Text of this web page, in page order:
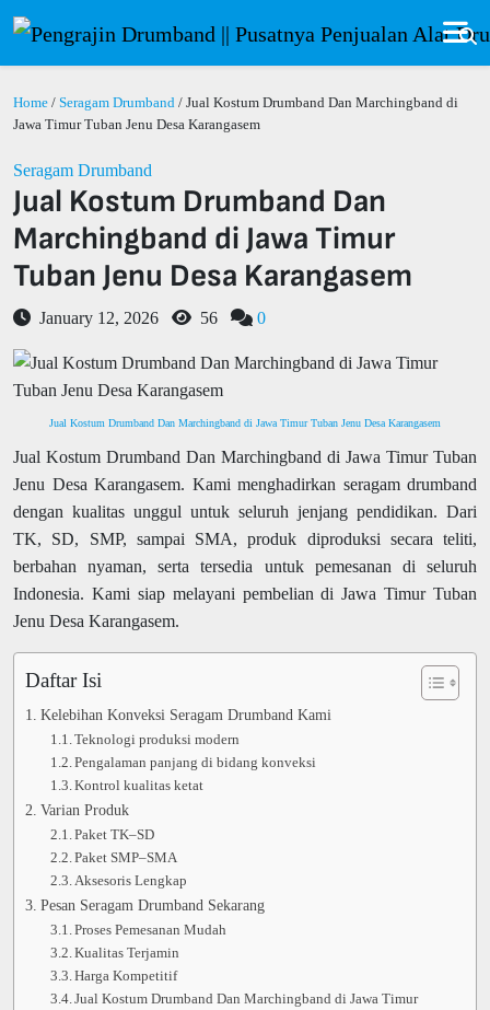
Home / Seragam Drumband / Jual Kostum Drumband Dan Marchingband di
Jawa Timur Tuban Jenu Desa Karangasem
Seragam Drumband
Jual Kostum Drumband Dan
Marchingband di Jawa Timur
Tuban Jenu Desa Karangasem
January 12, 2026 56 0
Jual Kostum Drumband Dan Marchingband di Jawa Timur Tuban Jenu Desa Karangasem
Jual Kostum Drumband Dan Marchingband di Jawa Timur Tuban
Jenu Desa Karangasem. Kami menghadirkan seragam drumband
dengan kualitas unggul untuk seluruh jenjang pendidikan. Dari
TK, SD, SMP, sampai SMA, produk diproduksi secara teliti,
berbahan nyaman, serta tersedia untuk pemesanan di seluruh
Indonesia. Kami siap melayani pembelian di Jawa Timur Tuban
Jenu Desa Karangasem.
Daftar Isi
Kelebihan Konveksi Seragam Drumband Kami
Teknologi produksi modern
Pengalaman panjang di bidang konveksi
Kontrol kualitas ketat
Varian Produk
Paket TK–SD
Paket SMP–SMA
Aksesoris Lengkap
Pesan Seragam Drumband Sekarang
Proses Pemesanan Mudah
Kualitas Terjamin
Harga Kompetitif
Jual Kostum Drumband Dan Marchingband di Jawa Timur